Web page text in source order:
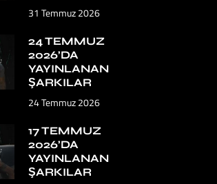
31 Temmuz 2026
24 TEMMUZ
2026’DA
YAYINLANAN
ŞARKILAR
24 Temmuz 2026
17 TEMMUZ
2026’DA
YAYINLANAN
ŞARKILAR